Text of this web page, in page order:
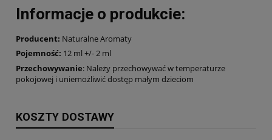
Informacje o produkcie:
Producent: Naturalne Aromaty
Pojemność: 12 ml +/- 2 ml
Przechowywanie: Należy przechowywać w temperaturze
pokojowej i uniemożliwić dostęp małym dzieciom
KOSZTY DOSTAWY